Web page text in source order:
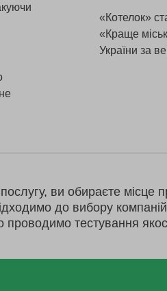
«Котелок»
«Краще
України за
ви обираєте місце
до вибору
проводимо тестування